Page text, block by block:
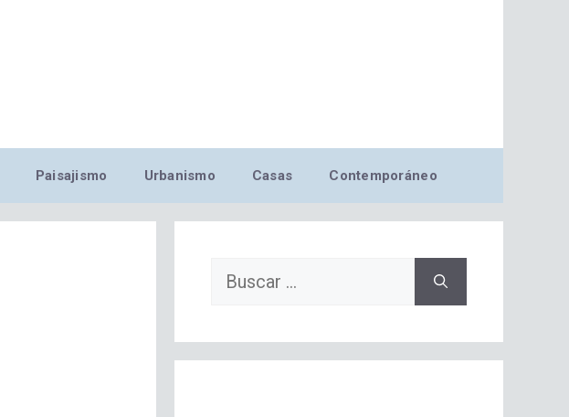
Paisajismo Urbanismo Casas Contemporáneo
Buscar: